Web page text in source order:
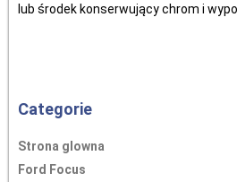
lub środek konserwujący chrom i
Categorie
Strona glowna
Ford Focus